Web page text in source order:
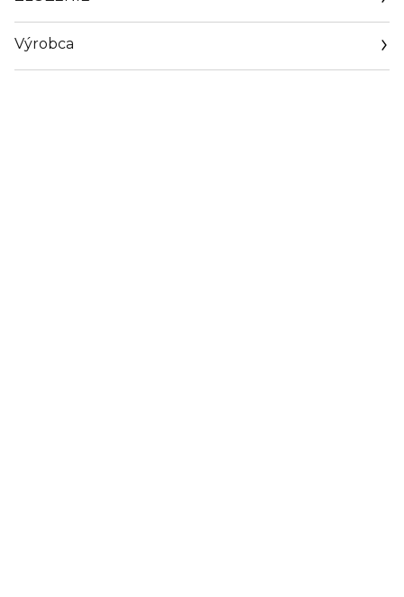
Výrobca